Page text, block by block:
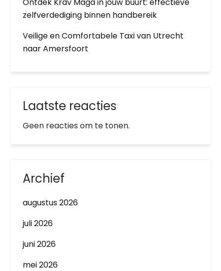
zelfverdediging binnen handbereik
Veilige en Comfortabele Taxi van Utrecht
naar Amersfoort
Laatste reacties
Geen reacties om te tonen.
Archief
augustus 2026
juli 2026
juni 2026
mei 2026